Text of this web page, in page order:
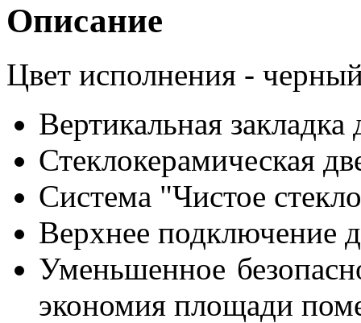
Описание
Цвет исполнения -
Вертикальная закладка
Стеклокерамическая
Система "Чистое
Верхнее подключение
Уменьшенное
экономия площади